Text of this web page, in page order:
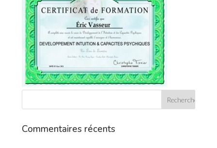
Commentaires récents